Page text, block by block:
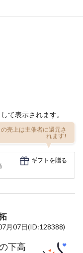
て表示されます。
売上は主催者に還元さ
れます!
ギフトを贈る
月07日(ID:128388)
下高